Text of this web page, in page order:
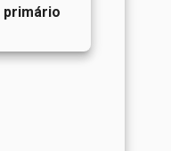
primário